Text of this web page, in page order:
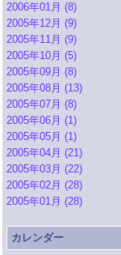
2006年01月 (8)
2005年12月 (9)
2005年11月 (9)
2005年10月 (5)
2005年09月 (8)
2005年08月 (13)
2005年07月 (8)
2005年06月 (1)
2005年05月 (1)
2005年04月 (21)
2005年03月 (22)
2005年02月 (28)
2005年01月 (28)
カレンダー